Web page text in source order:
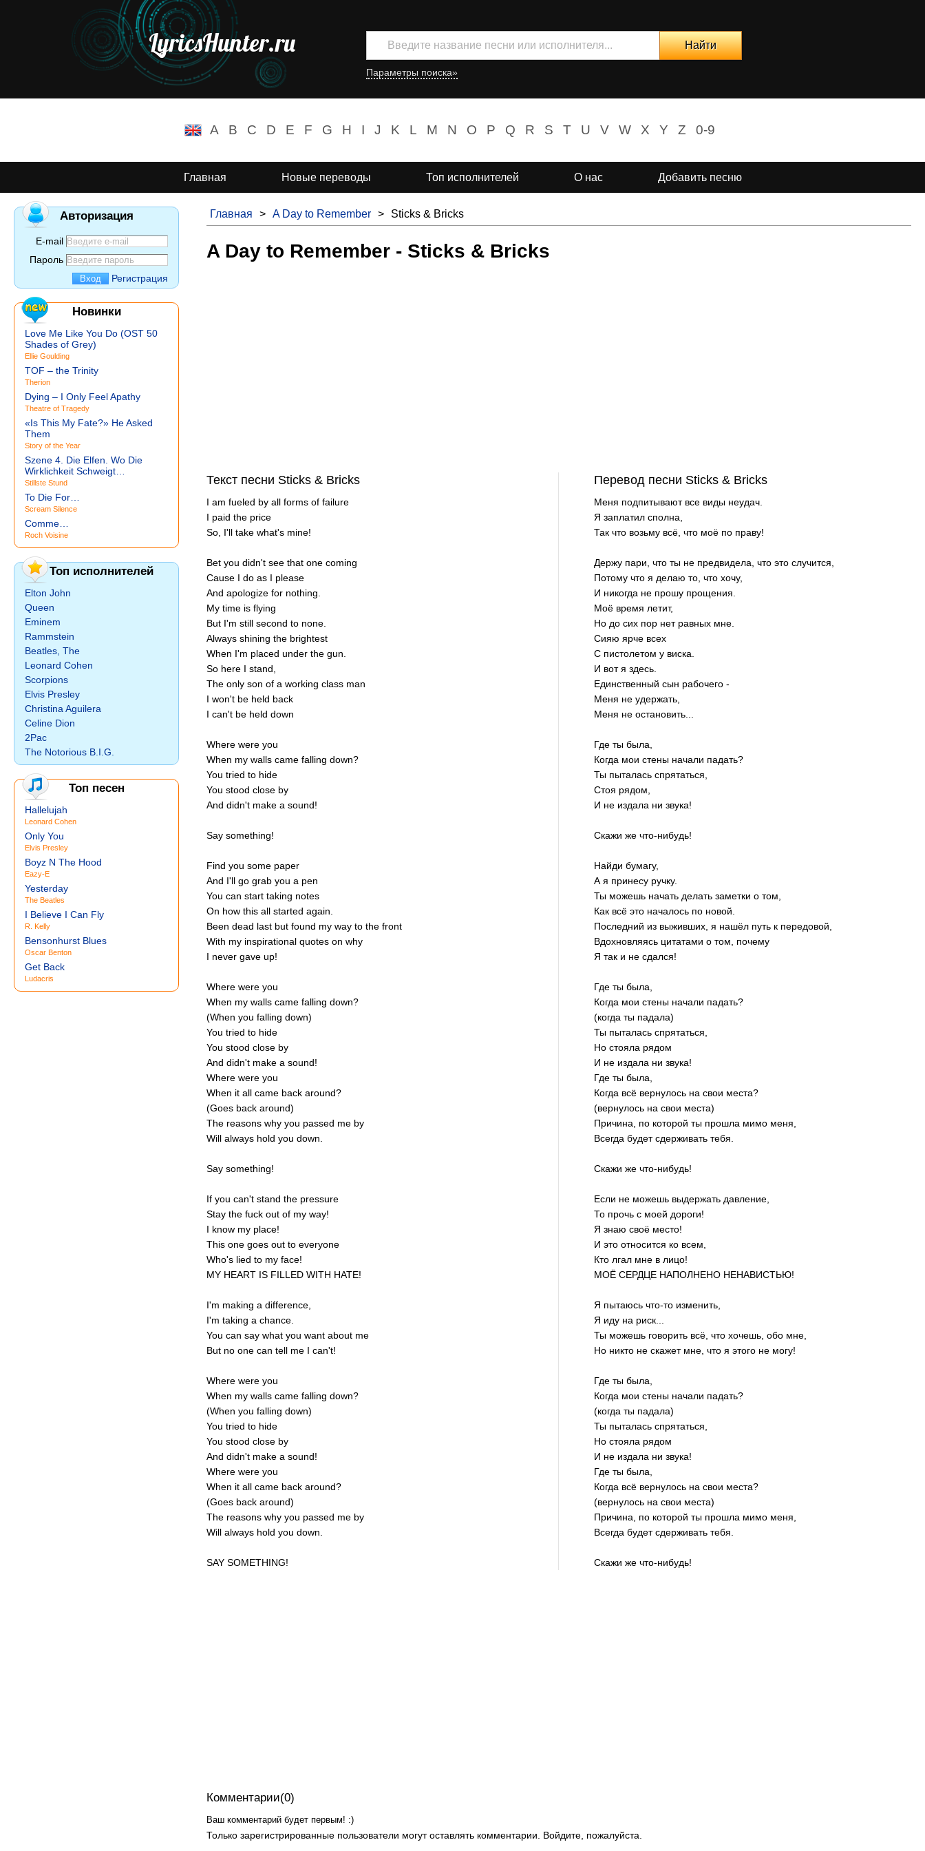
LyricsHunter.ru
Параметры поиска»
A B C D E F G H I J K L M N O P Q R S T U V W X Y Z 0-9
Главная Новые переводы Топ исполнителей О нас Добавить песню
Главная > A Day to Remember > Sticks & Bricks
A Day to Remember - Sticks & Bricks
Текст песни Sticks & Bricks
I am fueled by all forms of failure
I paid the price
So, I'll take what's mine!
Bet you didn't see that one coming
Cause I do as I please
And apologize for nothing.
My time is flying
But I'm still second to none.
Always shining the brightest
When I'm placed under the gun.
So here I stand,
The only son of a working class man
I won't be held back
I can't be held down
Where were you
When my walls came falling down?
You tried to hide
You stood close by
And didn't make a sound!
Say something!
Find you some paper
And I'll go grab you a pen
You can start taking notes
On how this all started again.
Been dead last but found my way to the front
With my inspirational quotes on why
I never gave up!
Where were you
When my walls came falling down?
(When you falling down)
You tried to hide
You stood close by
And didn't make a sound!
Where were you
When it all came back around?
(Goes back around)
The reasons why you passed me by
Will always hold you down.
Say something!
If you can't stand the pressure
Stay the fuck out of my way!
I know my place!
This one goes out to everyone
Who's lied to my face!
MY HEART IS FILLED WITH HATE!
I'm making a difference,
I'm taking a chance.
You can say what you want about me
But no one can tell me I can't!
Where were you
When my walls came falling down?
(When you falling down)
You tried to hide
You stood close by
And didn't make a sound!
Where were you
When it all came back around?
(Goes back around)
The reasons why you passed me by
Will always hold you down.
SAY SOMETHING!
Перевод песни Sticks & Bricks
Меня подпитывают все виды неудач.
Я заплатил сполна,
Так что возьму всё, что моё по праву!
Держу пари, что ты не предвидела, что это случится,
Потому что я делаю то, что хочу,
И никогда не прошу прощения.
Моё время летит,
Но до сих пор нет равных мне.
Сияю ярче всех
С пистолетом у виска.
И вот я здесь.
Единственный сын рабочего -
Меня не удержать,
Меня не остановить...
Где ты была,
Когда мои стены начали падать?
Ты пыталась спрятаться,
Стоя рядом,
И не издала ни звука!
Скажи же что-нибудь!
Найди бумагу,
А я принесу ручку.
Ты можешь начать делать заметки о том,
Как всё это началось по новой.
Последний из выживших, я нашёл путь к передовой,
Вдохновляясь цитатами о том, почему
Я так и не сдался!
Где ты была,
Когда мои стены начали падать?
(когда ты падала)
Ты пыталась спрятаться,
Но стояла рядом
И не издала ни звука!
Где ты была,
Когда всё вернулось на свои места?
(вернулось на свои места)
Причина, по которой ты прошла мимо меня,
Всегда будет сдерживать тебя.
Скажи же что-нибудь!
Если не можешь выдержать давление,
То прочь с моей дороги!
Я знаю своё место!
И это относится ко всем,
Кто лгал мне в лицо!
МОЁ СЕРДЦЕ НАПОЛНЕНО НЕНАВИСТЬЮ!
Я пытаюсь что-то изменить,
Я иду на риск...
Ты можешь говорить всё, что хочешь, обо мне,
Но никто не скажет мне, что я этого не могу!
Где ты была,
Когда мои стены начали падать?
(когда ты падала)
Ты пыталась спрятаться,
Но стояла рядом
И не издала ни звука!
Где ты была,
Когда всё вернулось на свои места?
(вернулось на свои места)
Причина, по которой ты прошла мимо меня,
Всегда будет cдерживать тебя.
Скажи же что-нибудь!
Комментарии(0)
Ваш комментарий будет первым! :)
Только зарегистрированные пользователи могут оставлять комментарии. Войдите, пожалуйста.
Авторизация
E-mail
Пароль
Регистрация
Новинки
Love Me Like You Do (OST 50
Shades of Grey)
Ellie Goulding
TOF – the Trinity
Therion
Dying – I Only Feel Apathy
Theatre of Tragedy
«Is This My Fate?» He Asked
Them
Story of the Year
Szene 4. Die Elfen. Wo Die
Wirklichkeit Schweigt…
Stillste Stund
To Die For…
Scream Silence
Comme…
Roch Voisine
Топ исполнителей
Elton John
Queen
Eminem
Rammstein
Beatles, The
Leonard Cohen
Scorpions
Elvis Presley
Christina Aguilera
Celine Dion
2Pac
The Notorious B.I.G.
Топ песен
Hallelujah
Leonard Cohen
Only You
Elvis Presley
Boyz N The Hood
Eazy-E
Yesterday
The Beatles
I Believe I Can Fly
R. Kelly
Bensonhurst Blues
Oscar Benton
Get Back
Ludacris